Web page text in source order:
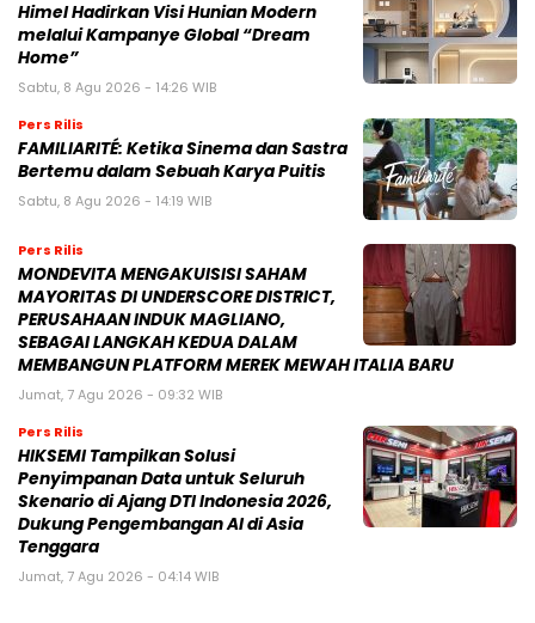
Himel Hadirkan Visi Hunian Modern
melalui Kampanye Global “Dream
Home”
Sabtu, 8 Agu 2026 - 14:26 WIB
Pers Rilis
FAMILIARITÉ: Ketika Sinema dan Sastra
Bertemu dalam Sebuah Karya Puitis
Sabtu, 8 Agu 2026 - 14:19 WIB
Pers Rilis
MONDEVITA MENGAKUISISI SAHAM
MAYORITAS DI UNDERSCORE DISTRICT,
PERUSAHAAN INDUK MAGLIANO,
SEBAGAI LANGKAH KEDUA DALAM
MEMBANGUN PLATFORM MEREK MEWAH ITALIA BARU
Jumat, 7 Agu 2026 - 09:32 WIB
Pers Rilis
HIKSEMI Tampilkan Solusi
Penyimpanan Data untuk Seluruh
Skenario di Ajang DTI Indonesia 2026,
Dukung Pengembangan AI di Asia
Tenggara
Jumat, 7 Agu 2026 - 04:14 WIB